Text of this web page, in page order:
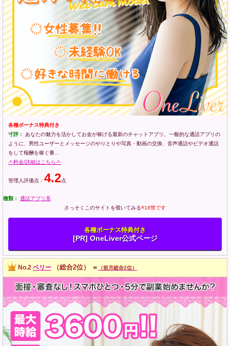
各種ボーナス特典付き
寸評：
あなたの魅力を活かしてお金が稼げる最新のチャットアプリ。一般的な通話アプリの
ように、男性ユーザーとメッセージのやりとりや写真・動画の交換、音声通話やビデオ通話
をして報酬を稼ぐ番...
-*-料金/詳細はこちら-*-
管理人評価点： 4.2点
種類：
通話アプリ系
さっそくこのサイトを覗いてみる※18禁です
各種ボーナス特典付き
[PR] OneLiver公式ページ
No.2 ベリー （総合2位） ＝ （前月総合2位）